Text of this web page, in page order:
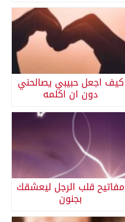
كيف اجعل حبيبي يصالحني
دون ان اكلمه
مفاتيح قلب الرجل ليعشقك
بجنون